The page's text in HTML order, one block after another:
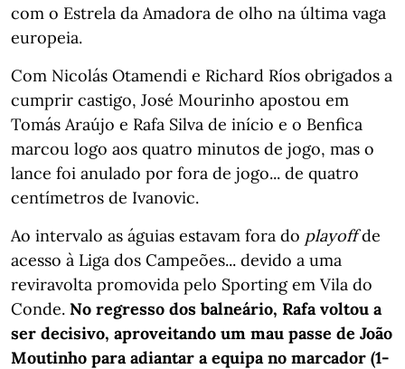
com o Estrela da Amadora de olho na última vaga
europeia.
Com Nicolás Otamendi e Richard Ríos obrigados a
cumprir castigo, José Mourinho apostou em
Tomás Araújo e Rafa Silva de início e o Benfica
marcou logo aos quatro minutos de jogo, mas o
lance foi anulado por fora de jogo... de quatro
centímetros de Ivanovic.
Ao intervalo as águias estavam fora do playoffde
acesso à Liga dos Campeões... devido a uma
reviravolta promovida pelo Sporting em Vila do
Conde. No regresso dos balneário, Rafa voltou a
ser decisivo, aproveitando um mau passe de João
Moutinho para adiantar a equipa no marcador (1-